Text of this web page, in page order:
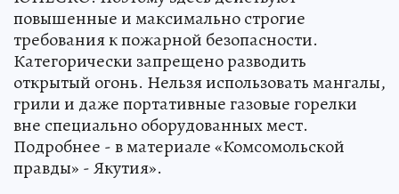
повышенные и максимально строгие
требования к пожарной безопасности.
Категорически запрещено разводить
открытый огонь. Нельзя использовать мангалы,
грили и даже портативные газовые горелки
вне специально оборудованных мест.
Подробнее - в материале «Комсомольской
правды» - Якутия».